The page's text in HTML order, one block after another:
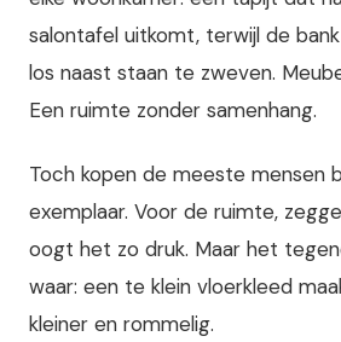
salontafel uitkomt, terwijl de
los naast staan te zweven.
Een ruimte zonder samenhang.
Toch kopen de meeste mensen
exemplaar. Voor de ruimte,
oogt het zo druk. Maar het
waar: een te klein vloerkleed
kleiner en rommelig.